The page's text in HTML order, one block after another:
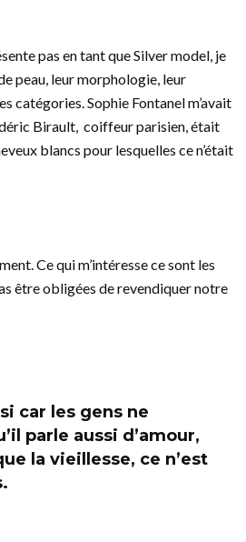
pas en tant que Silver model, je
peau, leur morphologie, leur
catégories. Sophie Fontanel m’avait
Birault, coiffeur parisien, était
blancs pour lesquelles ce n’était
Ce qui m’intéresse ce sont les
être obligées de revendiquer notre
car les gens ne
parle aussi d’amour,
la vieillesse, ce n’est